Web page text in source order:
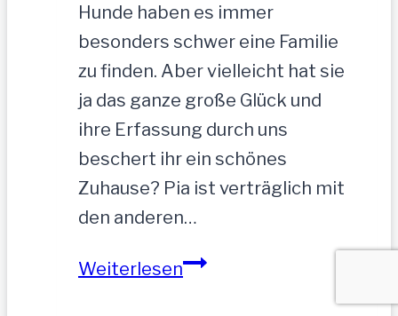
Hunde haben es immer
besonders schwer eine Familie
zu finden. Aber vielleicht hat sie
ja das ganze große Glück und
ihre Erfassung durch uns
beschert ihr ein schönes
Zuhause? Pia ist verträglich mit
den anderen…
WeiterlesenPIA-